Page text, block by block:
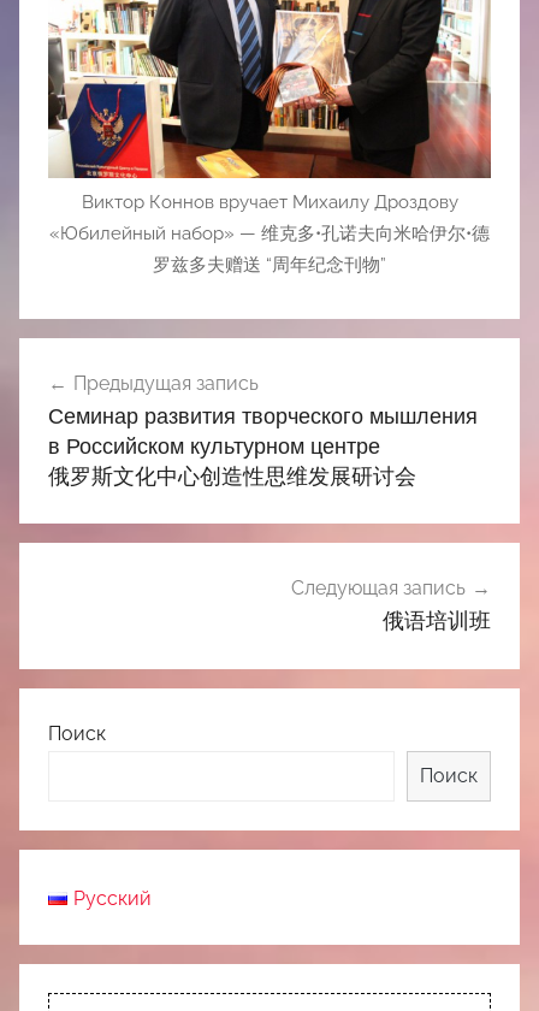
Виктор Коннов вручает Михаилу Дроздову
«Юбилейный набор» — 维克多•孔诺夫向米哈伊尔•德
罗兹多夫赠送 “周年纪念刊物”
по
записям
Предыдущая запись
Семинар развития творческого мышления
в Российском культурном центре
俄罗斯文化中心创造性思维发展研讨会
Следующая запись
俄语培训班
Поиск
Поиск
Русский